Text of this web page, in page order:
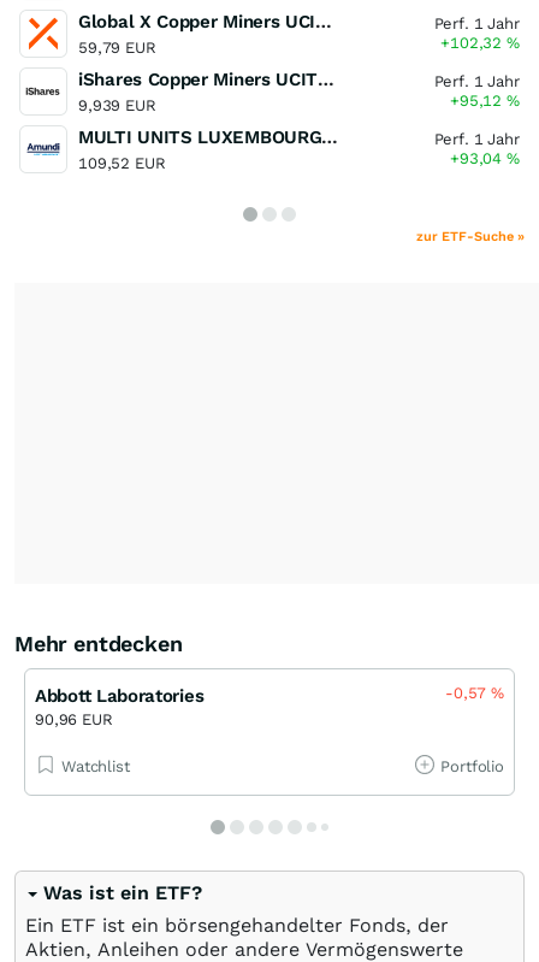
Global X Copper Miners UCITS ETF USD Acc
59,79 EUR
Perf. 1 Jahr
+102,32%
iShares Copper Miners UCITS ETF
9,939 EUR
Perf. 1 Jahr
+95,12%
MULTI UNITS LUXEMBOURG - Lyxor MSCI Semiconductors ESG Filtered
109,52 EUR
Perf. 1 Jahr
+93,04%
zur ETF-Suche »
Mehr entdecken
Abbott Laboratories
90,96 EUR
-0,57%
Watchlist Portfolio
Was ist ein ETF?
Ein ETF ist ein börsengehandelter Fonds, der
Aktien, Anleihen oder andere Vermögenswerte